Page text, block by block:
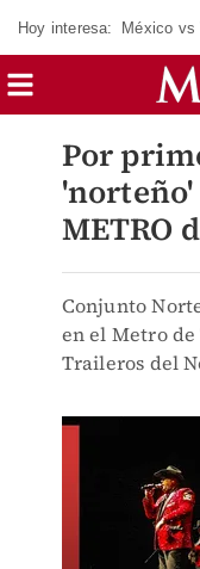
Hoy interesa: México vs
Por
'norteño'
METRO
Conjunto
en el Metro
Traileros del